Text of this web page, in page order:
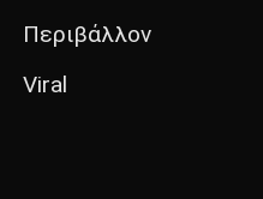
Περιβάλλον
Viral